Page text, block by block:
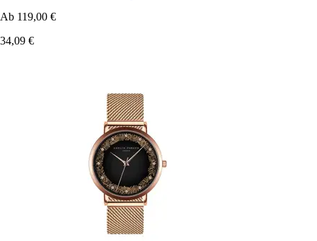
Ab 119,00 €
34,09 €